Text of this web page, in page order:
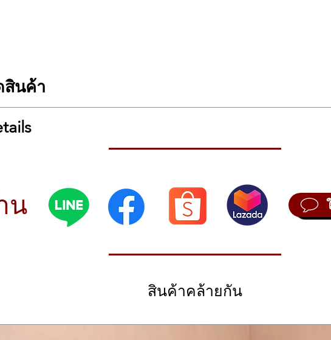
สินค้า
ด 120 เสียง
เป็นแบบอะคูสติค 3 แบบ, เปียโนไฟฟ้า 3 แบบ ฮาร์ปซิคอร์ดและออร์แกน อย่างละ 1 แบบ
ำหนดจังหวะ (2/4, 3/4, 4/4, 5/4, 4/6, none)
Weighted Hammer) Keyboard
น
สินค้าคล้ายกัน